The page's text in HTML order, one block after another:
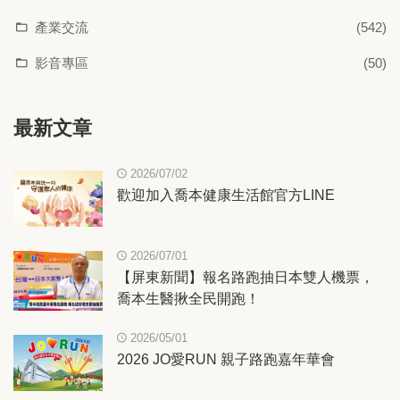
產業交流 (542)
影音專區 (50)
最新文章
2026/07/02
歡迎加入喬本健康生活館官方LINE
2026/07/01
【屏東新聞】報名路跑抽日本雙人機票，
喬本生醫揪全民開跑！
2026/05/01
2026 JO愛RUN 親子路跑嘉年華會